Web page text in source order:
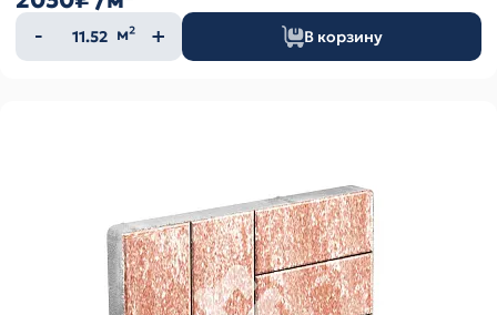
Количество
товара
м² В корзину